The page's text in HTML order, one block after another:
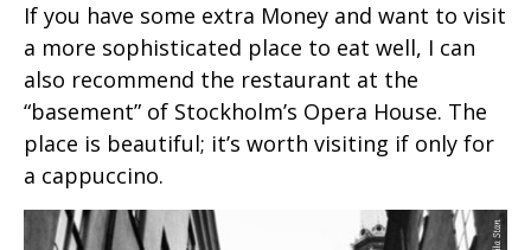
If you have some extra Money and want to visit
a more sophisticated place to eat well, I can
also recommend the restaurant at the
“basement” of Stockholm’s Opera House. The
place is beautiful; it’s worth visiting if only for
a cappuccino.